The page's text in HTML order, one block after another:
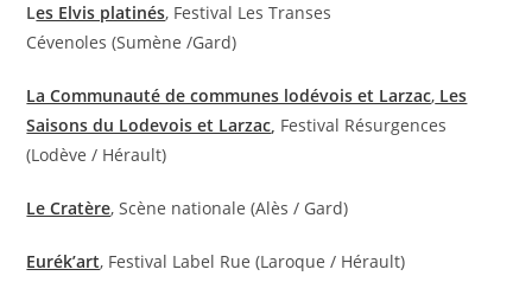
Les Elvis platinés, Festival Les Transes
Cévenoles (Sumène /Gard)
La Communauté de communes lodévois et Larzac, Les
Saisons du Lodevois et Larzac, Festival Résurgences
(Lodève / Hérault)
Le Cratère, Scène nationale (Alès / Gard)
Eurék’art, Festival Label Rue (Laroque / Hérault)